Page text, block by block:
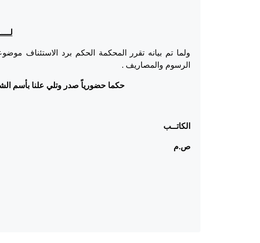
ولما تم بيانه تقرر المحكمة الحكم برد الاستئناف
الرسوم والمصاريف .
حكما حضورياً صدر وتلي علنا بأسم الشعب
ص.م